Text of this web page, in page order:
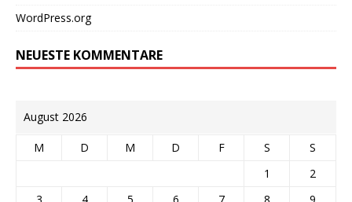
WordPress.org
NEUESTE KOMMENTARE
August 2026
M D M D F S
S
1
2
3
4 5 6 7 8
9